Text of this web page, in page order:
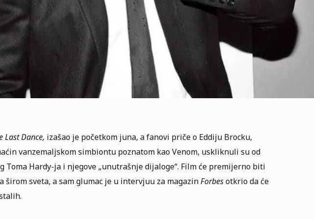
Last Dance, izašao je početkom juna, a fanovi priče o Eddiju Brocku,
vanzemaljskom simbiontu poznatom kao Venom, uskliknuli su od
Toma Hardy-ja i njegove „unutrašnje dijaloge“. Film će premijerno biti
širom sveta, a sam glumac je u intervjuu za magazinForbesotkrio da će